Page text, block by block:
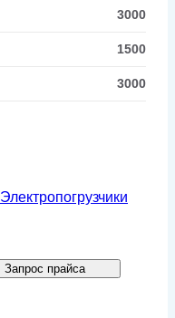
3000
1500
3000
Электропогрузчики
Запрос прайса